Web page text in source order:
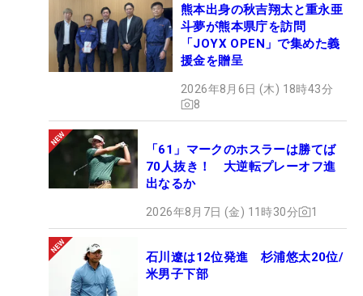
熊本出身の秋吉翔太と重永亜
斗夢が熊本県庁を訪問
「JOYX OPEN」で集めた義
援金を贈呈
2026年8月6日 (木) 18時43分
8
「61」マークのホスラーは勝てば
70人抜き！ 大逆転プレーオフ進
出なるか
2026年8月7日 (金) 11時30分 1
石川遼は12位発進 杉浦悠太20位/
米男子下部